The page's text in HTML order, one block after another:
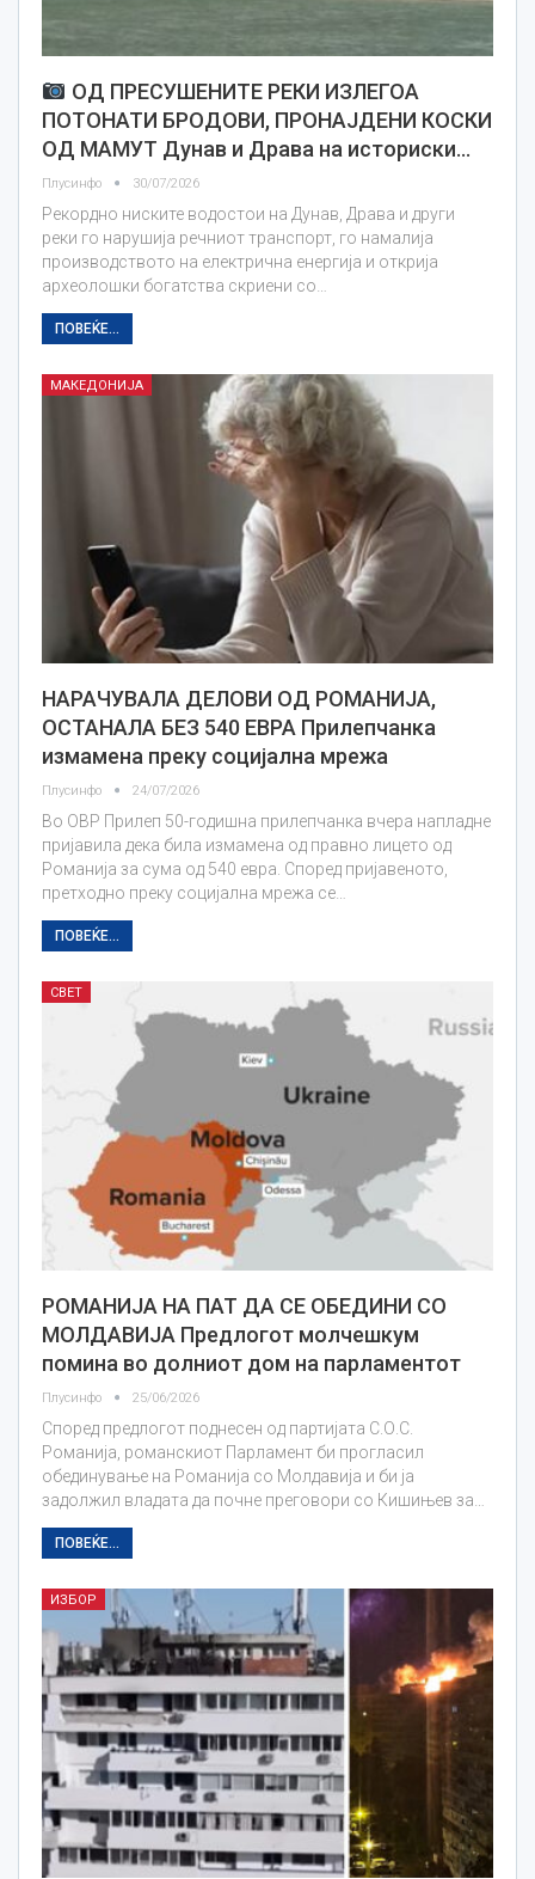
ОД ПРЕСУШЕНИТЕ РЕКИ ИЗЛЕГОА
ПОТОНАТИ БРОДОВИ, ПРОНАЈДЕНИ КОСКИ
ОД МАМУТ Дунав и Драва на историски…
Плусинфо 30/07/2026
Рекордно ниските водостои на Дунав, Драва и други
реки го нарушија речниот транспорт, го намалија
производството на електрична енергија и открија
археолошки богатства скриени со…
ПОВЕЌЕ...
МАКЕДОНИЈА
НАРАЧУВАЛА ДЕЛОВИ ОД РОМАНИЈА,
ОСТАНАЛА БЕЗ 540 ЕВРА Прилепчанка
измамена преку социјална мрежа
Плусинфо 24/07/2026
Во ОВР Прилеп 50-годишна прилепчанка вчера напладне
пријавила дека била измамена од правно лицето од
Романија за сума од 540 евра. Според пријавеното,
претходно преку социјална мрежа се…
ПОВЕЌЕ...
СВЕТ
РОМАНИЈА НА ПАТ ДА СЕ ОБЕДИНИ СО
МОЛДАВИЈА Предлогот молчешкум
помина во долниот дом на парламентот
Плусинфо 25/06/2026
Според предлогот поднесен од партијата С.О.С.
Романија, романскиот Парламент би прогласил
обединување на Романија со Молдавија и би ја
задолжил владата да почне преговори со Кишињев за…
ПОВЕЌЕ...
ИЗБОР